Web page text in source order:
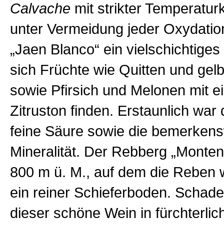
Calvache mit strikter
unter Vermeidung jeder
„Jaen Blanco“ ein
sich Früchte wie Quitten und
sowie Pfirsich und Melonen mit
Zitruston finden. Erstaunlich war
feine Säure sowie die
Mineralität. Der Rebberg
800 m ü. M., auf dem die Reben
ein reiner Schieferboden.
dieser schöne Wein in